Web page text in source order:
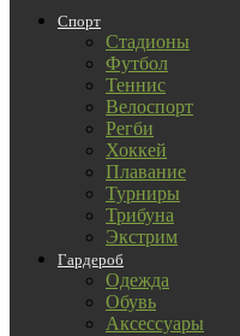
Спорт
Стадионы
Футбол
Теннис
Велоспорт
Регби
Хоккей
Плавание
Турниры
Трибуна
Экстрим
Гардероб
Одежда
Обувь
Аксессуары